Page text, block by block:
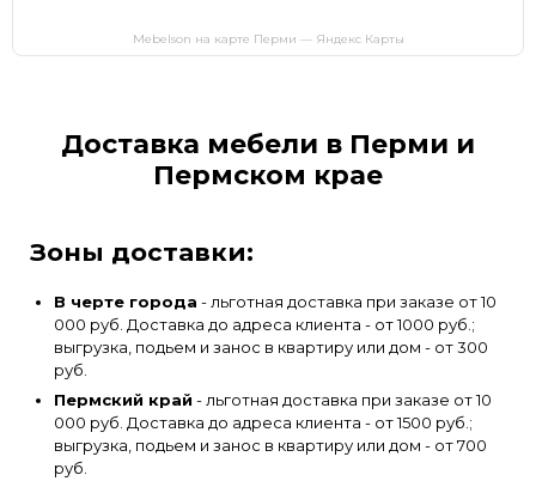
Mebelson на карте Перми — Яндекс Карты
Доставка мебели в Перми и
Пермском крае
Зоны доставки:
В черте города - льготная доставка при заказе от 10
000 руб. Доставка до адреса клиента - от 1000 руб.;
выгрузка, подьем и занос в квартиру или дом - от 300
руб.
Пермский край - льготная доставка при заказе от 10
000 руб. Доставка до адреса клиента - от 1500 руб.;
выгрузка, подьем и занос в квартиру или дом - от 700
руб.